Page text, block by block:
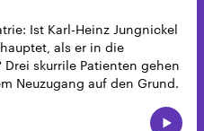
Ist Karl-Heinz Jungnickel
als er in die
skurrile Patienten gehen
Neuzugang auf den Grund.